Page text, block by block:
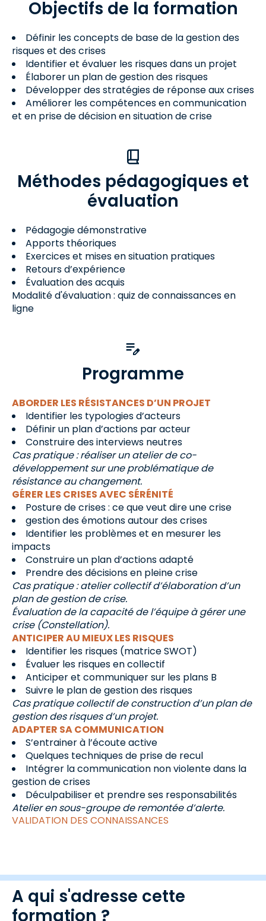
Objectifs de la formation
Définir les concepts de base de la gestion des
risques et des crises
Identifier et évaluer les risques dans un projet
Élaborer un plan de gestion des risques
Développer des stratégies de réponse aux crises
Améliorer les compétences en communication
et en prise de décision en situation de crise
Méthodes pédagogiques et
évaluation
Pédagogie démonstrative
Apports théoriques
Exercices et mises en situation pratiques
Retours d’expérience
Évaluation des acquis
Modalité d'évaluation : quiz de connaissances en
ligne
Programme
ABORDER LES RÉSISTANCES D’UN PROJET
Identifier les typologies d’acteurs
Définir un plan d’actions par acteur
Construire des interviews neutres
Cas pratique : réaliser un atelier de co-
développement sur une problématique de
résistance au changement.
GÉRER LES CRISES AVEC SÉRÉNITÉ
Posture de crises : ce que veut dire une crise
gestion des émotions autour des crises
Identifier les problèmes et en mesurer les
impacts
Construire un plan d’actions adapté
Prendre des décisions en pleine crise
Cas pratique : atelier collectif d’élaboration d’un
plan de gestion de crise.
Évaluation de la capacité de l’équipe à gérer une
crise (Constellation).
ANTICIPER AU MIEUX LES RISQUES
Identifier les risques (matrice SWOT)
Évaluer les risques en collectif
Anticiper et communiquer sur les plans B
Suivre le plan de gestion des risques
Cas pratique collectif de construction d’un plan de
gestion des risques d’un projet.
ADAPTER SA COMMUNICATION
S’entrainer à l’écoute active
Quelques techniques de prise de recul
Intégrer la communication non violente dans la
gestion de crises
Déculpabiliser et prendre ses responsabilités
Atelier en sous-groupe de remontée d’alerte.
VALIDATION DES CONNAISSANCES
A qui s'adresse cette
formation ?